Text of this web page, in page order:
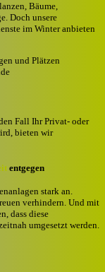
Bäume,
Doch unsere
im Winter anbieten
und Plätzen
Fall Ihr Privat- oder
bieten wir
entgegen
stark an.
verhindern. Und mit
dass diese
umgesetzt werden.